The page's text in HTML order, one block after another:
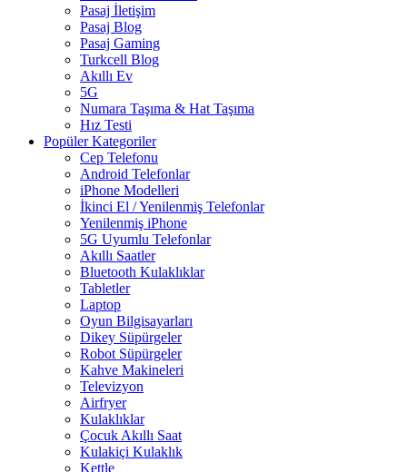
Pasaj İletişim
Pasaj Blog
Pasaj Gaming
Turkcell Blog
Akıllı Ev
5G
Numara Taşıma & Hat Taşıma
Hız Testi
Popüler Kategoriler
Cep Telefonu
Android Telefonlar
iPhone Modelleri
İkinci El / Yenilenmiş Telefonlar
Yenilenmiş iPhone
5G Uyumlu Telefonlar
Akıllı Saatler
Bluetooth Kulaklıklar
Tabletler
Laptop
Oyun Bilgisayarları
Dikey Süpürgeler
Robot Süpürgeler
Kahve Makineleri
Televizyon
Airfryer
Kulaklıklar
Çocuk Akıllı Saat
Kulakiçi Kulaklık
Kettle